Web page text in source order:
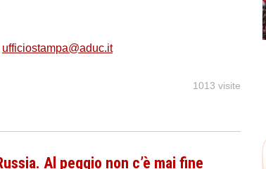
ufficiostampa@aduc.it
1013 visite
Al peggio non c’è mai fine